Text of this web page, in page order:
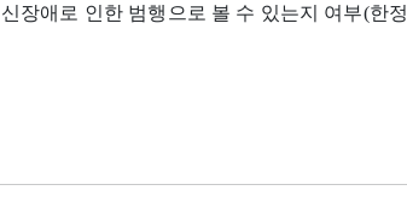
장애로 인한 범행으로 볼 수 있는지 여부(한정